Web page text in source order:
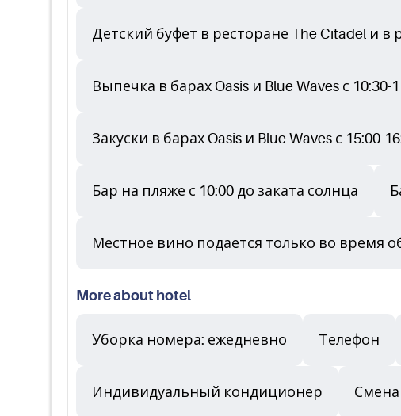
Детский буфет в ресторане The Citadel и в
Выпечка в барах Oasis и Blue Waves с 10:30-
Закуски в барах Oasis и Blue Waves с
Бар на пляже с 10:00 до заката солнца
Местное вино подается только во время
More about hotel
Уборка номера: ежедневно Телефон
Индивидуальный кондиционер Смена